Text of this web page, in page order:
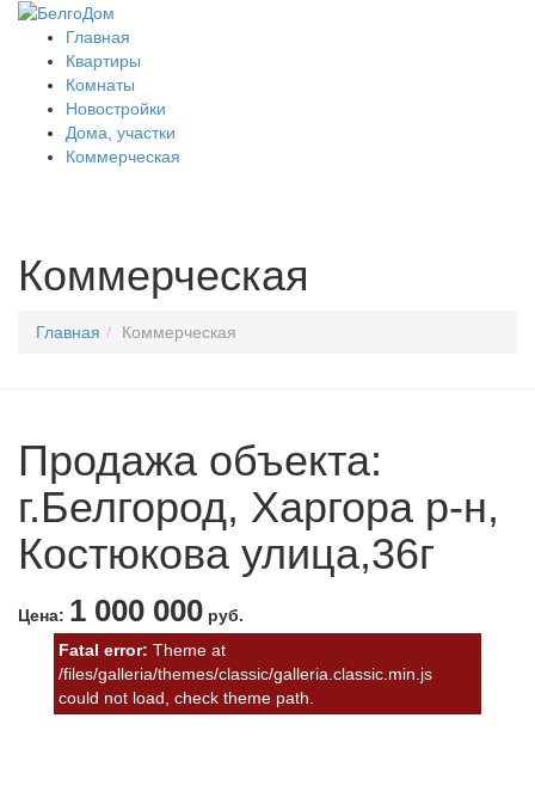
Главная
Квартиры
Комнаты
Новостройки
Дома, участки
Коммерческая
Коммерческая
Главная Коммерческая
Продажа объекта:
г.Белгород, Харгора р-н,
Костюкова улица,36г
Цена: 1 000 000 руб.
Fatal error: Theme at
/files/galleria/themes/classic/galleria.classic.min.js
could not load, check theme path.